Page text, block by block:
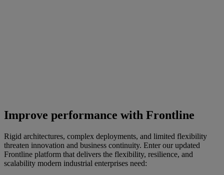
Improve performance with Frontline
Rigid architectures, complex deployments, and limited flexibility
threaten innovation and business continuity. Enter our updated
Frontline platform that delivers the flexibility, resilience, and
scalability modern industrial enterprises need: